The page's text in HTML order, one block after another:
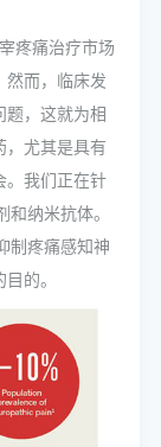
疼痛治疗市场
然而，临床发
题，这就为相
，尤其是具有
。我们正在针
纳米抗体。
制疼痛感知神
的。